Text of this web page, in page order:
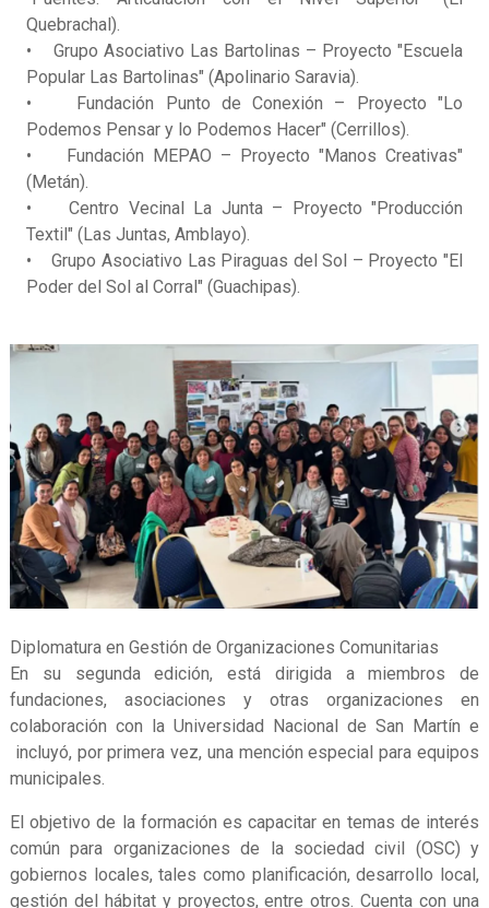
Quebrachal).
• Grupo Asociativo Las Bartolinas – Proyecto "Escuela
Popular Las Bartolinas" (Apolinario Saravia).
• Fundación Punto de Conexión – Proyecto "Lo
Podemos Pensar y lo Podemos Hacer" (Cerrillos).
• Fundación MEPAO – Proyecto "Manos Creativas"
(Metán).
• Centro Vecinal La Junta – Proyecto "Producción
Textil" (Las Juntas, Amblayo).
• Grupo Asociativo Las Piraguas del Sol – Proyecto "El
Poder del Sol al Corral" (Guachipas).
Diplomatura en Gestión de Organizaciones Comunitarias
En su segunda edición, está dirigida a miembros de
fundaciones, asociaciones y otras organizaciones en
colaboración con la Universidad Nacional de San Martín e
incluyó, por primera vez, una mención especial para equipos
municipales.
El objetivo de la formación es capacitar en temas de interés
común para organizaciones de la sociedad civil (OSC) y
gobiernos locales, tales como planificación, desarrollo local,
gestión del hábitat y proyectos, entre otros. Cuenta con una